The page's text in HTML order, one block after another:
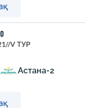
//V ТУР
Астана-2